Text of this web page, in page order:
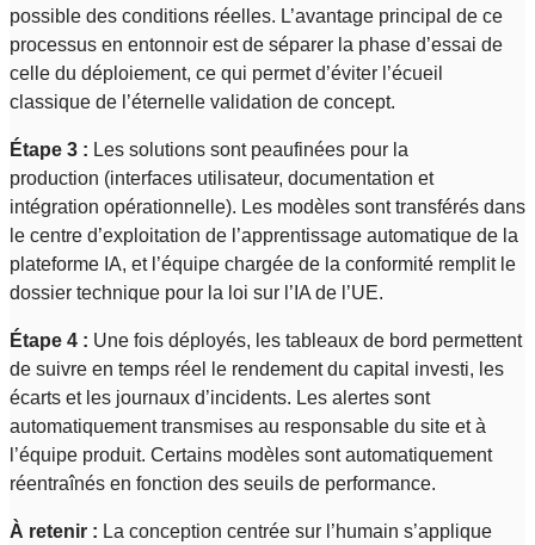
possible des conditions réelles. L’avantage principal de ce
processus en entonnoir est de séparer la phase d’essai de
celle du déploiement, ce qui permet d’éviter l’écueil
classique de l’éternelle validation de concept.
Étape 3 : Les solutions sont peaufinées pour la
production (interfaces utilisateur, documentation et
intégration opérationnelle). Les modèles sont transférés dans
le centre d’exploitation de l’apprentissage automatique de la
plateforme IA, et l’équipe chargée de la conformité remplit le
dossier technique pour la loi sur l’IA de l’UE.
Étape 4 : Une fois déployés, les tableaux de bord permettent
de suivre en temps réel le rendement du capital investi, les
écarts et les journaux d’incidents. Les alertes sont
automatiquement transmises au responsable du site et à
l’équipe produit. Certains modèles sont automatiquement
réentraînés en fonction des seuils de performance.
À retenir : La conception centrée sur l’humain s’applique